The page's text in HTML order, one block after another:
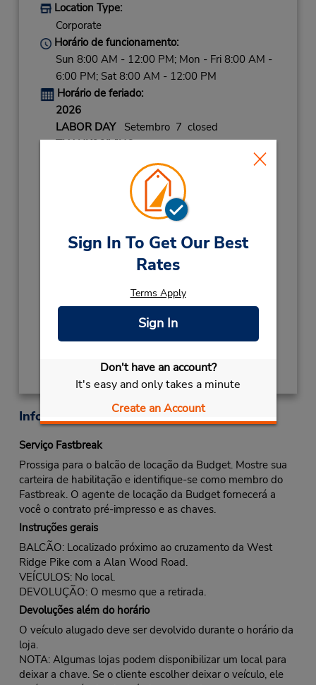
Sign In To Get Our Best
Rates
Terms Apply
Sign In
Don't have an account?
It's easy and only takes a minute
Create an Account
Location Type:
Corporate
Horário de funcionamento:
Sun 8:00 AM - 12:00 PM; Mon - Fri 8:00 AM -
6:00 PM; Sat 8:00 AM - 12:00 PM
Horário de feriado:
2026
LABOR DAYSetembro 7 closed
THANKSGIVINGNovembro 26 closed
Dezembro 24 08:00AM
Dezembro 25 closed
NEW YEARS EVEDezembro 31 08:00AM
Local de entrega das chaves
Obter instruções de caminho
Informações sobre a loja
Serviço Fastbreak
Prossiga para o balcão de locação da Budget. Mostre sua
carteira de habilitação e identifique-se como membro do
Fastbreak. O agente de locação da Budget fornecerá a
você o contrato pré-impresso e as chaves.
Instruções gerais
BALCÃO: Localizado próximo ao cruzamento da West
Ridge Pike com a Alan Wood Road.
VEÍCULOS: No local.
DEVOLUÇÃO: O mesmo que a retirada.
Devoluções além do horário
O veículo alugado deve ser devolvido durante o horário da
loja.
NOTA: Algumas lojas podem disponibilizar um local para
deixar a chave. Se o cliente escolher deixar o veículo, ele